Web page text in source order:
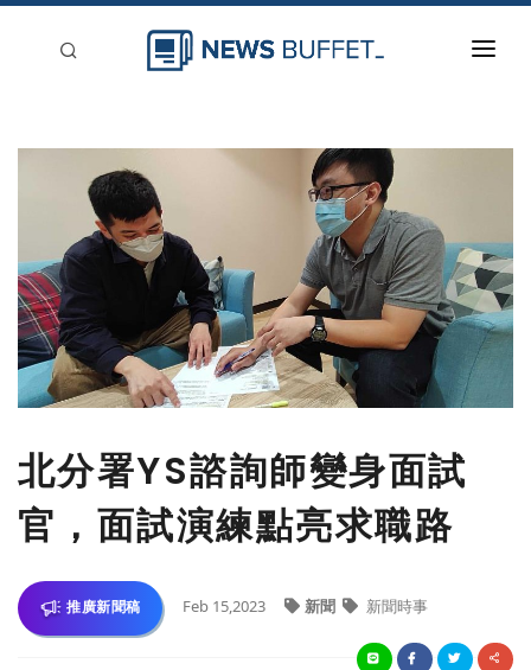
登入
刊登
北分署YS諮詢師變身面試
官，面試演練點亮求職路
推廣新聞稿 Feb 15,2023 新聞 新聞時事